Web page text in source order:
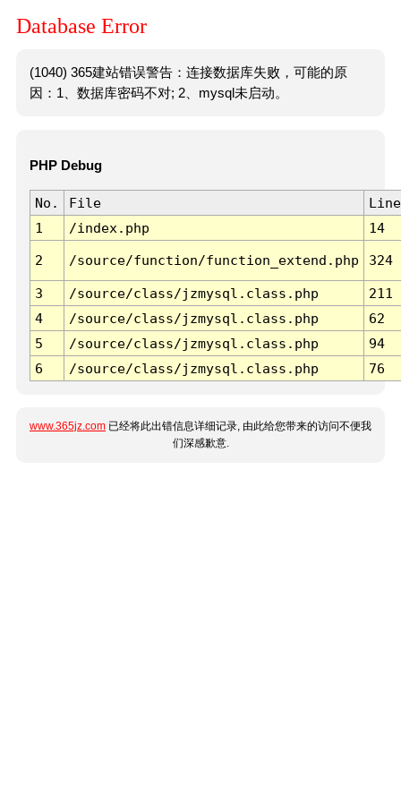
Database Error
(1040) 365建站错误警告：连接数据库失败，可能的原
因：1、数据库密码不对; 2、mysql未启动。
PHP Debug
No. File
Line
1
/index.php 14
2 /source/function/function_extend.php 324
3 /source/class/jzmysql.class.php
211
4
/source/class/jzmysql.class.php
62
5
/source/class/jzmysql.class.php
94
6
/source/class/jzmysql.class.php 76
www.365jz.com 已经将此出错信息详细记录, 由此给您带来的访问不便我
们深感歉意.